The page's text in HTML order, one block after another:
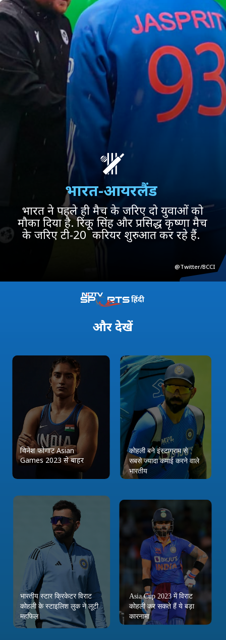
भारत ने पहले ही मैच के जरिए दो युवाओं को
मौका दिया है. रिंकू सिंह और प्रसिद्ध कृष्णा मैच
के जरिए टी-20 करियर शुरुआत कर रहे हैं.
भारत-आयरलैंड
@Twitter/BCCI
औरदेखें
कोहली बने इंस्टाग्राम से
सबसे ज्यादा कमाई करने वाले
भारतीय
Asia Cup 2023 में विराट
कोहली कर सकते हैं ये बड़ा
कारनामा
विनेश फोगाट Asian
Games 2023 से बाहर
भारतीय स्टार क्रिकेटर विराट
कोहली के स्टाइलिश लुक ने लूटी
महफिल